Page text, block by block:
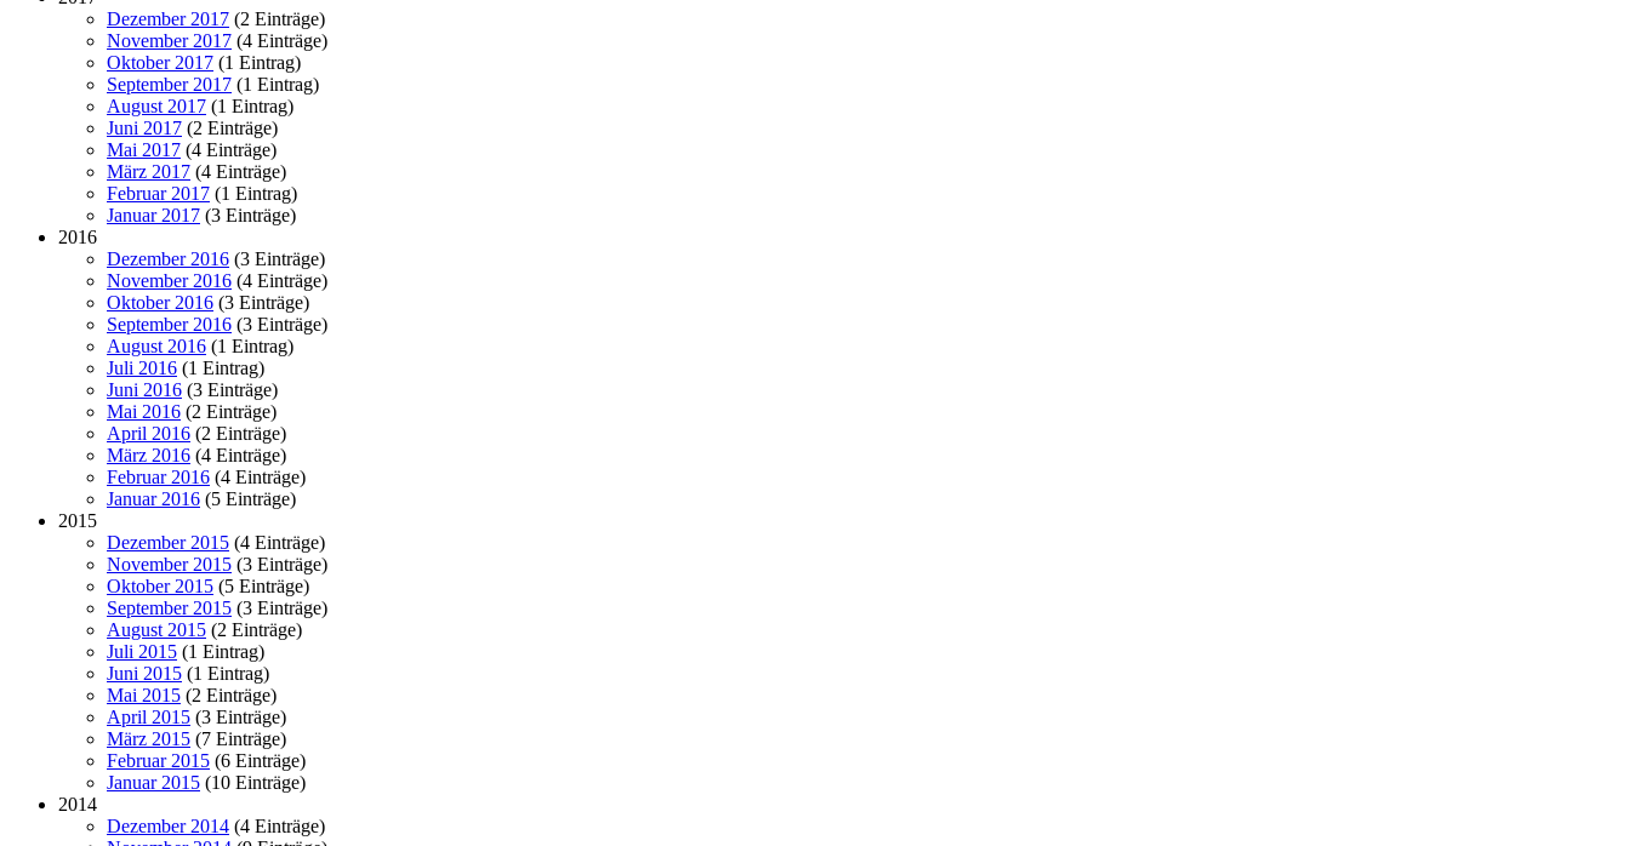
Dezember 2017 (2 Einträge)
November 2017 (4 Einträge)
Oktober 2017 (1 Eintrag)
September 2017 (1 Eintrag)
August 2017 (1 Eintrag)
Juni 2017 (2 Einträge)
Mai 2017 (4 Einträge)
März 2017 (4 Einträge)
Februar 2017 (1 Eintrag)
Januar 2017 (3 Einträge)
2016
Dezember 2016 (3 Einträge)
November 2016 (4 Einträge)
Oktober 2016 (3 Einträge)
September 2016 (3 Einträge)
August 2016 (1 Eintrag)
Juli 2016 (1 Eintrag)
Juni 2016 (3 Einträge)
Mai 2016 (2 Einträge)
April 2016 (2 Einträge)
März 2016 (4 Einträge)
Februar 2016 (4 Einträge)
Januar 2016 (5 Einträge)
2015
Dezember 2015 (4 Einträge)
November 2015 (3 Einträge)
Oktober 2015 (5 Einträge)
September 2015 (3 Einträge)
August 2015 (2 Einträge)
Juli 2015 (1 Eintrag)
Juni 2015 (1 Eintrag)
Mai 2015 (2 Einträge)
April 2015 (3 Einträge)
März 2015 (7 Einträge)
Februar 2015 (6 Einträge)
Januar 2015 (10 Einträge)
2014
Dezember 2014 (4 Einträge)